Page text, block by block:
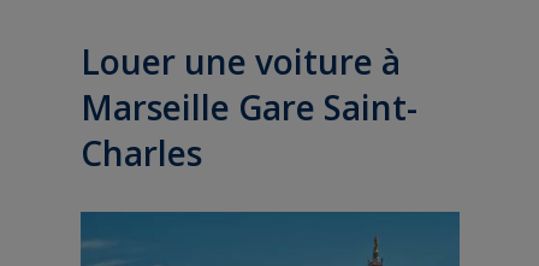
Louer une voiture à
Marseille Gare Saint-
Charles